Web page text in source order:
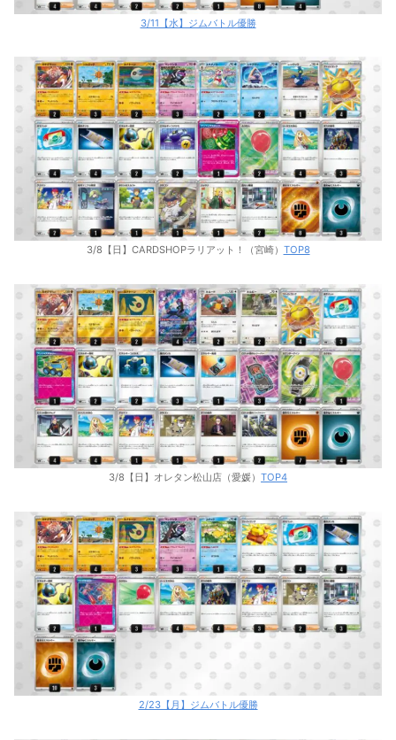
3/11【水】ジムバトル優勝
3/8【日】CARDSHOPラリアット！（宮崎） TOP8
3/8【日】オレタン松山店（愛媛） TOP4
2/23【月】ジムバトル優勝